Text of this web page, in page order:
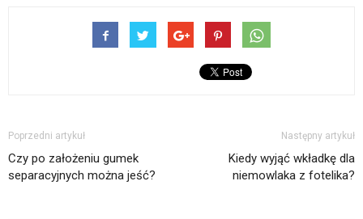
Poprzedni artykuł
Czy po założeniu gumek
separacyjnych można jeść?
Następny artykuł
Kiedy wyjąć wkładkę dla
niemowlaka z fotelika?